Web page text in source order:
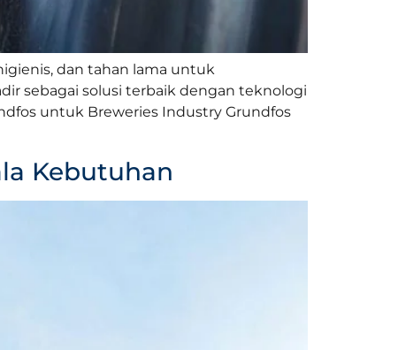
dan tahan lama untuk
sebagai solusi terbaik dengan teknologi
untuk Breweries Industry Grundfos
Kebutuhan